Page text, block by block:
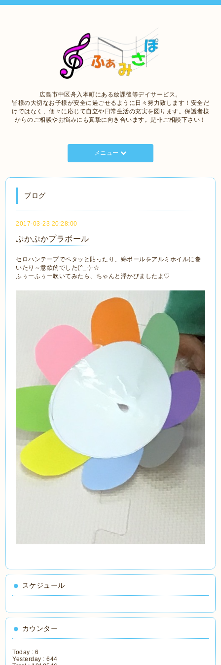
広島市中区舟入本町にある放課後等デイサービス。
皆様の大切なお子様が安全に過ごせるように日々努力致します！安全だ
けではなく、個々に応じて自立や日常生活の充実を図ります。保護者様
からのご相談やお悩みにも真摯に向き合います。是非ご相談下さい！
メニュー
ブログ
2017-03-23 20:28:00
ぷかぷかプラボール
セロハンテープでペタッと貼ったり、綿ボールをアルミホイルに巻
いたり～意欲的でした(^_-)-☆
ふぅーふぅー吹いてみたら、ちゃんと浮かびましたよ♡
スケジュール
カウンター
Today :6
Yesterday :644